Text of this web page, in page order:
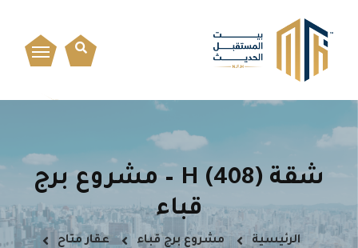
شقة H (408) – مشروع برج
قباء
الرئيسية مشروع برج قباء
عقار متاح